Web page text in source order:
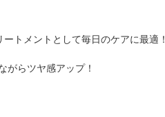
トメントとして毎日のケアに最適！
がらツヤ感アップ！